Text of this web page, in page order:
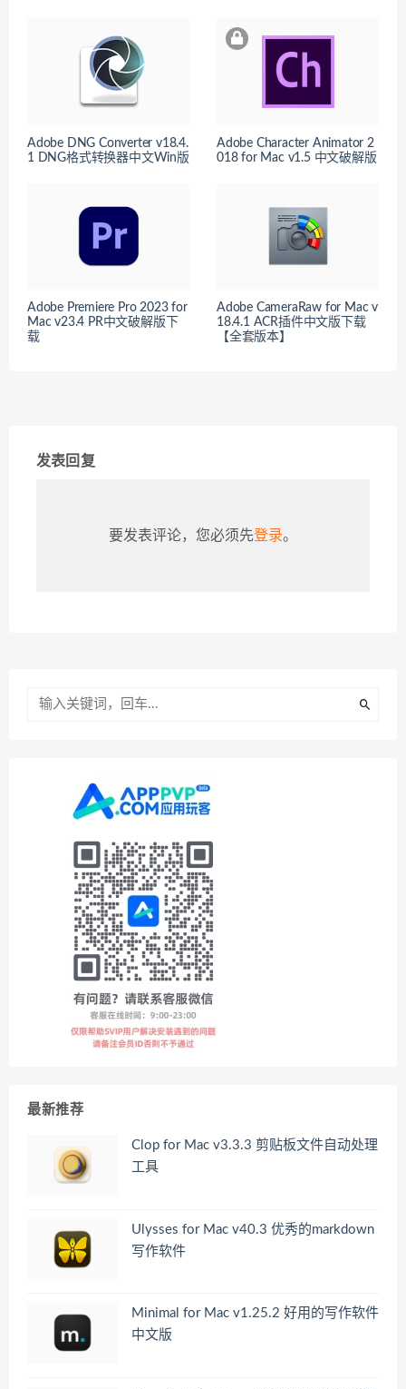
Adobe DNG Converter v18.4.
1 DNG格式转换器中文Win版
Adobe Character Animator 2
018 for Mac v1.5 中文破解版
Adobe Premiere Pro 2023 for
Mac v23.4 PR中文破解版下
载
Adobe CameraRaw for Mac v
18.4.1 ACR插件中文版下载
【全套版本】
发表回复
要发表评论，您必须先登录。
最新推荐
Clop for Mac v3.3.3 剪贴板文件自动处理
工具
Ulysses for Mac v40.3 优秀的markdown
写作软件
Minimal for Mac v1.25.2 好用的写作软件
中文版